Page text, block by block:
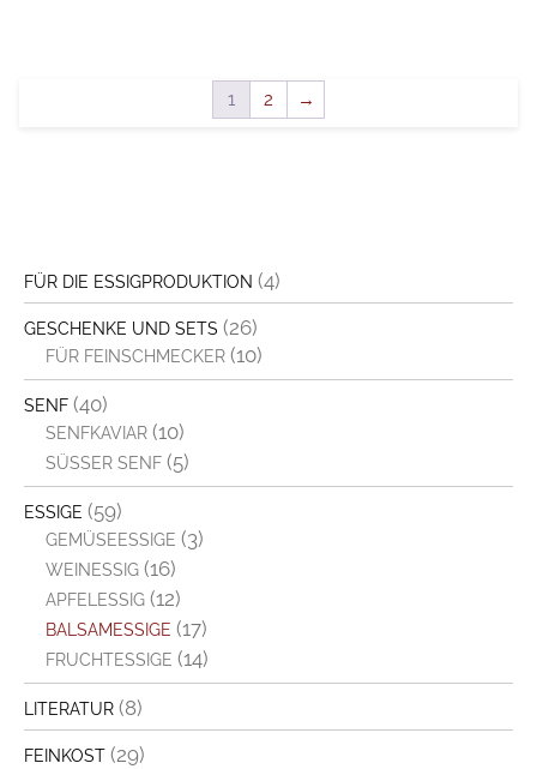
1 2 →
FÜR DIE ESSIGPRODUKTION (4)
GESCHENKE UND SETS (26)
FÜR FEINSCHMECKER (10)
SENF (40)
SENFKAVIAR (10)
SÜSSER SENF (5)
ESSIGE (59)
GEMÜSEESSIGE (3)
WEINESSIG (16)
APFELESSIG (12)
BALSAMESSIGE (17)
FRUCHTESSIGE (14)
LITERATUR (8)
FEINKOST (29)